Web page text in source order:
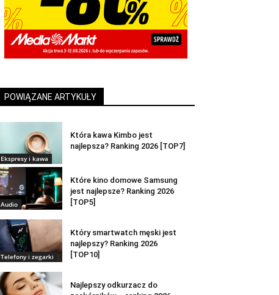
POWIĄZANE ARTYKUŁY
Ekspresy i kawa
Która kawa Kimbo jest
najlepsza? Ranking 2026 [TOP7]
Audio
Które kino domowe Samsung
jest najlepsze? Ranking 2026
[TOP5]
Telefony i zegarki
Który smartwatch męski jest
najlepszy? Ranking 2026
[TOP10]
Najlepszy odkurzacz do